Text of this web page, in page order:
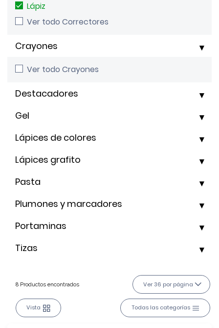
Lápiz
Ver todo Correctores
Ver todo Crayones
Crayones
Destacadores
Gel
Lápices de colores
Lápices grafito
Pasta
Plumones y marcadores
Portaminas
Tizas
8 Productos encontrados Ver 36 por página
Vista Todas las categorías